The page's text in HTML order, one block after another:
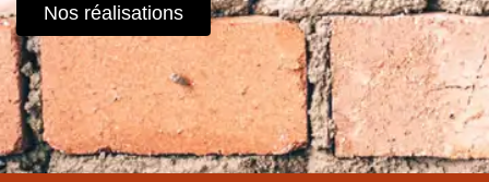
Nos réalisations